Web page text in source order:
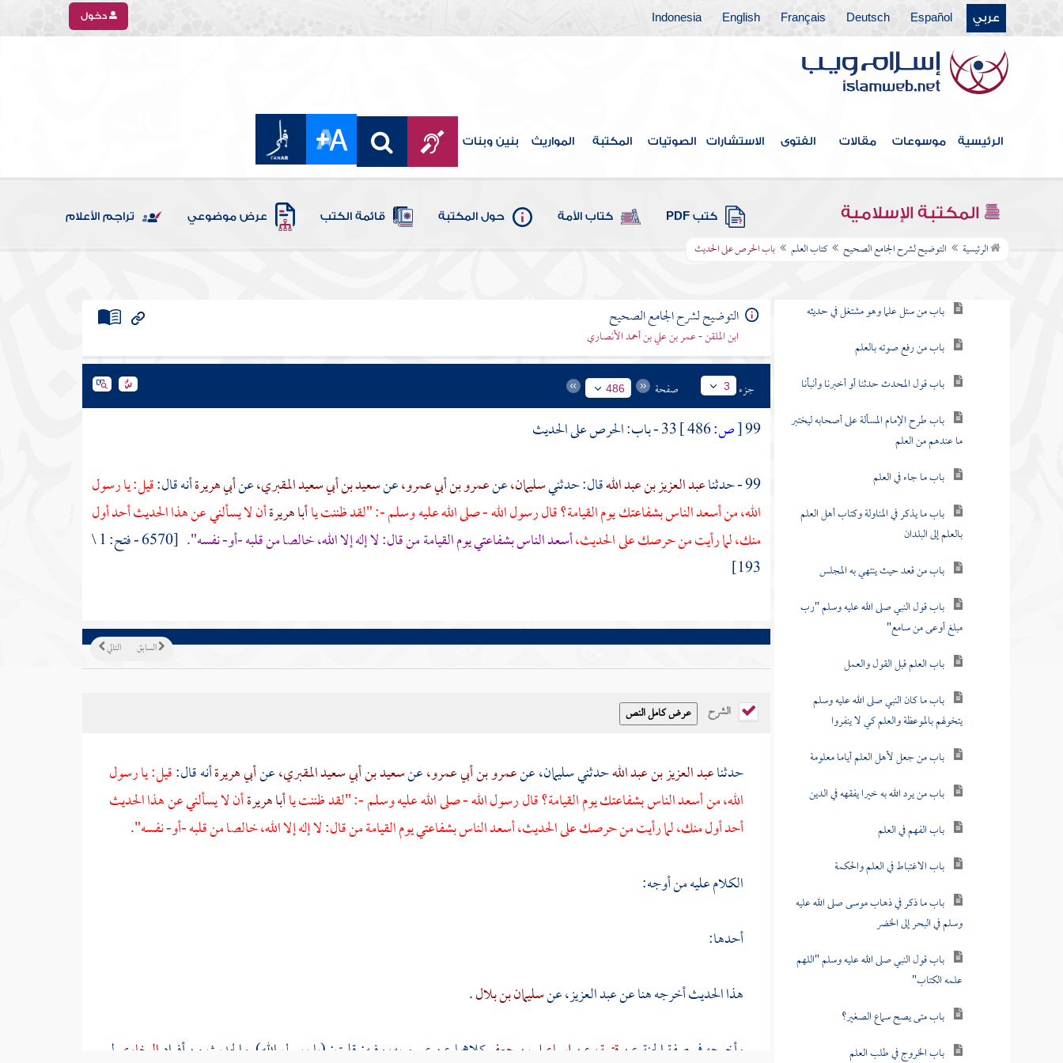
عربي Español
Deutsch
Français
English
Indonesia دخول
الرئيسية موسوعات مقالات الفتوى الاستشارات الصوتيات المكتبة المواريث بنين وبنات
المكتبة الإسلامية كتب PDF كتاب الأمة حول المكتبة قائمة الكتب عرض موضوعي تراجم الأعلام
الرئيسية التوضيح لشرح الجامع الصحيح كتاب العلم باب الحرص على الحديث
فهرس الكتاب
المقدمة
كتاب بدء الوحي
كتاب الإيمان
باقي كتاب الإيمان
كتاب العلم
باب من سئل علما وهو مشتغل في حديثه
باب من رفع صوته بالعلم
باب قول المحدث حدثنا أو أخبرنا وأنبأنا
باب طرح الإمام المسألة على أصحابه ليختبر
ما عندهم من العلم
باب ما جاء في العلم
باب ما يذكر في المناولة وكتاب أهل العلم
بالعلم إلى البلدان
باب من قعد حيث ينتهي به المجلس
باب قول النبي صلى الله عليه وسلم "رب
مبلغ أوعى من سامع"
باب العلم قبل القول والعمل
باب ما كان النبي صلى الله عليه وسلم
يتخولهم بالموعظة والعلم كي لا ينفروا
باب من جعل لأهل العلم أياما معلومة
باب من يرد الله به خيرا يفقهه في الدين
باب الفهم في العلم
باب الاغتباط في العلم والحكمة
باب ما ذكر في ذهاب موسى صلى الله عليه
وسلم في البحر إلى الخضر
باب قول النبي صلى الله عليه وسلم "اللهم
علمه الكتاب"
باب متى يصح سماع الصغير؟
باب الخروج في طلب العلم
التوضيح لشرح الجامع الصحيح
ابن الملقن - عمر بن علي بن أحمد الأنصاري
جزء 3 صفحة 486
99
[ص:
33 - باب: الحرص على الحديث
99 - حدثنا
عبد العزيز بن عبد اللهقال: حدثنيسليمان،عنعمرو بن أبي عمرو،عنسعيد بن أبي سعيد المقبري،عنأبي هريرةأنه قال:قيل: يا رسول
الله، من أسعد الناس بشفاعتك يوم القيامة؟ قال رسول الله - صلى الله عليه وسلم -: "لقد ظننت ياأبا هريرةأن لا يسألني عن هذا الحديث أحد أول
منك، لما رأيت من حرصك على الحديث،أسعد الناس بشفاعتي يوم القيامة من قال: لا إله إلا الله، خالصا من قلبه -أو- نفسه".
[6570 - فتح: 1 \
193]
التالي السابق
الشرح
حدثناعبد العزيز بن عبد اللهحدثنيسليمان،عنعمرو بن أبي عمرو،عنسعيد بن أبي سعيد المقبري،عنأبي هريرةأنه قال:قيل: يا رسول
الله، من أسعد الناس بشفاعتك يوم القيامة؟ قال رسول الله - صلى الله عليه وسلم -: "لقد ظننت ياأبا هريرةأن لا يسألني عن هذا الحديث
أحد أول منك، لما رأيت من حرصك على الحديث، أسعد الناس بشفاعتي يوم القيامة من قال: لا إله إلا الله، خالصا من قلبه -أو- نفسه".
الكلام عليه من أوجه:
أحدها:
هذا الحديث أخرجه هنا عنعبد العزيز،عنسليمان بن بلال.
وأخرجه في صفة الجنة عن قتيبة،عن إسماعيل بن جعفركلاهما عن عمرو به، وفيه: قلت: (يا رسول الله). والحديث من أفراد البخاري لم